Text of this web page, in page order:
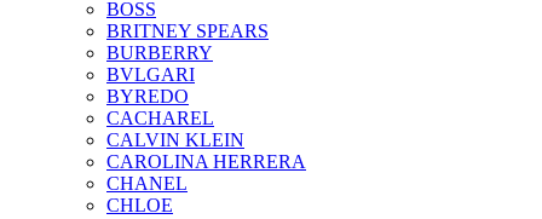
BOSS
BRITNEY SPEARS
BURBERRY
BVLGARI
BYREDO
CACHAREL
CALVIN KLEIN
CAROLINA HERRERA
CHANEL
CHLOE